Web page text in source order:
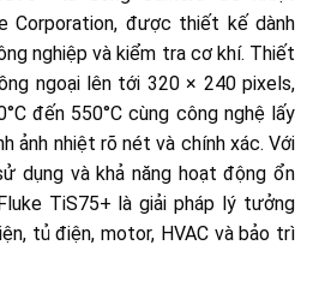
Corporation, được thiết kế dành
nghiệp và kiểm tra cơ khí. Thiết
ngoại lên tới 320 × 240 pixels,
đến 550°C cùng công nghệ lấy
ảnh nhiệt rõ nét và chính xác. Với
dụng và khả năng hoạt động ổn
TiS75+ là giải pháp lý tưởng
tủ điện, motor, HVAC và bảo trì